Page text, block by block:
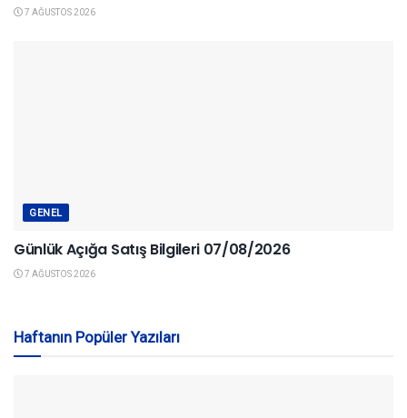
7 AĞUSTOS 2026
GENEL
Günlük Açığa Satış Bilgileri 07/08/2026
7 AĞUSTOS 2026
Haftanın Popüler Yazıları